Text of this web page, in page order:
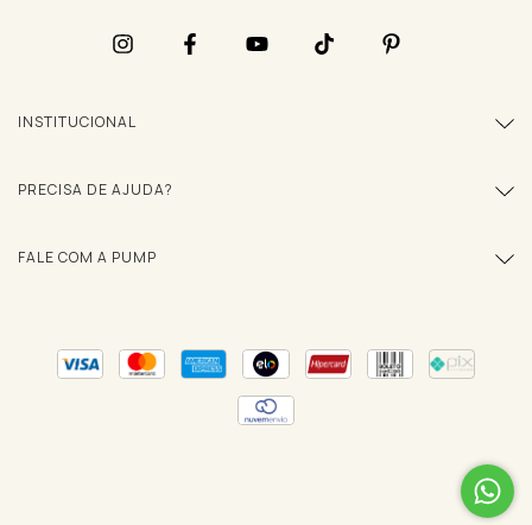
INSTITUCIONAL
PRECISA DE AJUDA?
FALE COM A PUMP